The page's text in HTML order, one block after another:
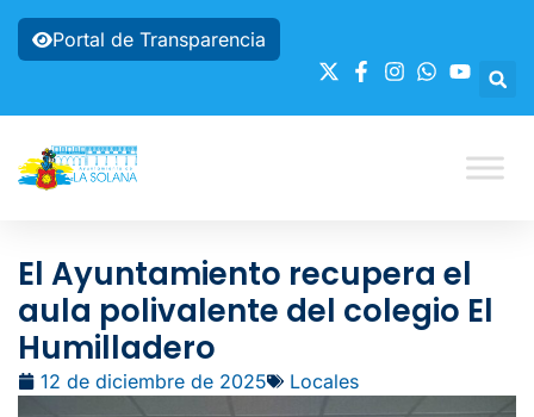
Portal de Transparencia
El Ayuntamiento recupera el
aula polivalente del colegio El
Humilladero
12 de diciembre de 2025 Locales